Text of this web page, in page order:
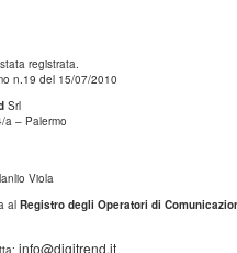
registrata.
n.19 del 15/07/2010
Srl
a – Palermo
Viola
al Registro degli Operatori di
info@digitrend.it